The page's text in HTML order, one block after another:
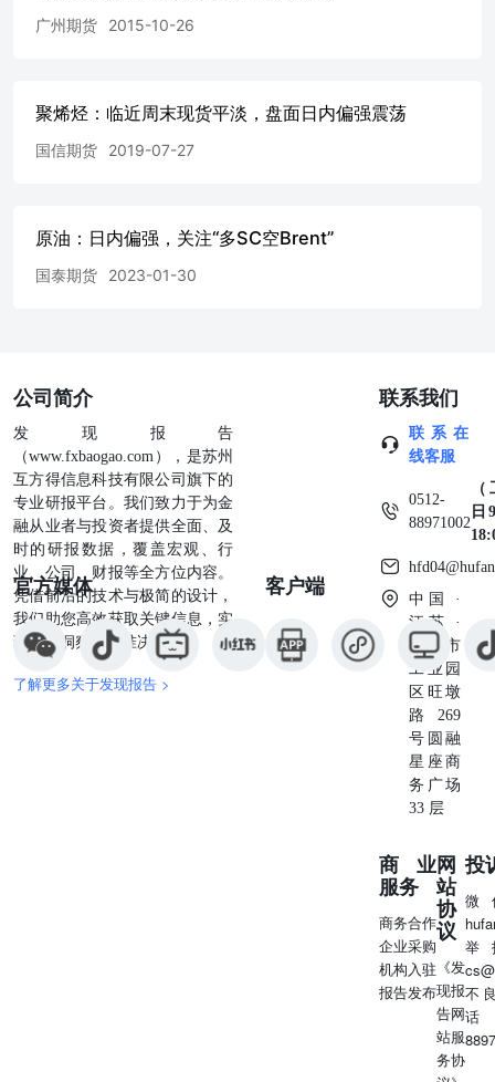
广州期货 2015-10-26
聚烯烃：临近周末现货平淡，盘面日内偏强震荡
国信期货 2019-07-27
原油：日内偏强，关注“多SC空Brent”
国泰期货 2023-01-30
公司简介
发现报告
（www.fxbaogao.com），是苏州
互方得信息科技有限公司旗下的
专业研报平台。我们致力于为金
融从业者与投资者提供全面、及
时的研报数据，覆盖宏观、行
业、公司、财报等全方位内容。
凭借前沿的技术与极简的设计，
我们助您高效获取关键信息，实
现深度洞察与精准决策。
了解更多关于发现报告 >
官方媒体 客户端
联系我们
联系在
线客服
0512-
88971002
日
中国 ·
江苏 ·
苏州市
工业园
区旺墩
路269
号圆融
星座商
务广场
33 层
商业
服务
商务合作
企业采购
机构入驻
报告发布
网
站
协
议
《发
现报
告网
站服
务协
投
微
举
不